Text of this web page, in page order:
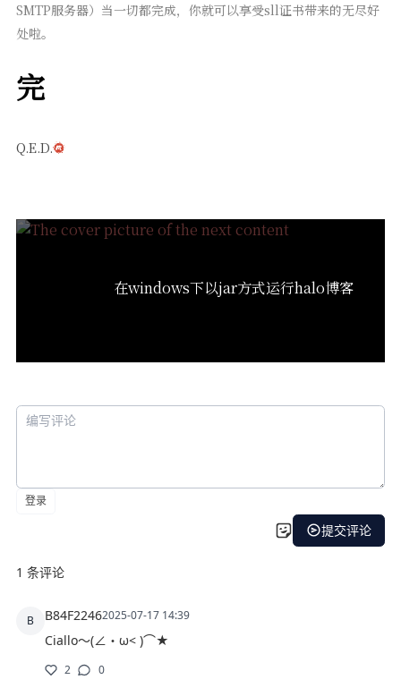
SMTP服务器）当一切都完成，你就可以享受sll证书带来的无尽好
处啦。
完
Q.E.D.
在windows下以jar方式运行halo博客